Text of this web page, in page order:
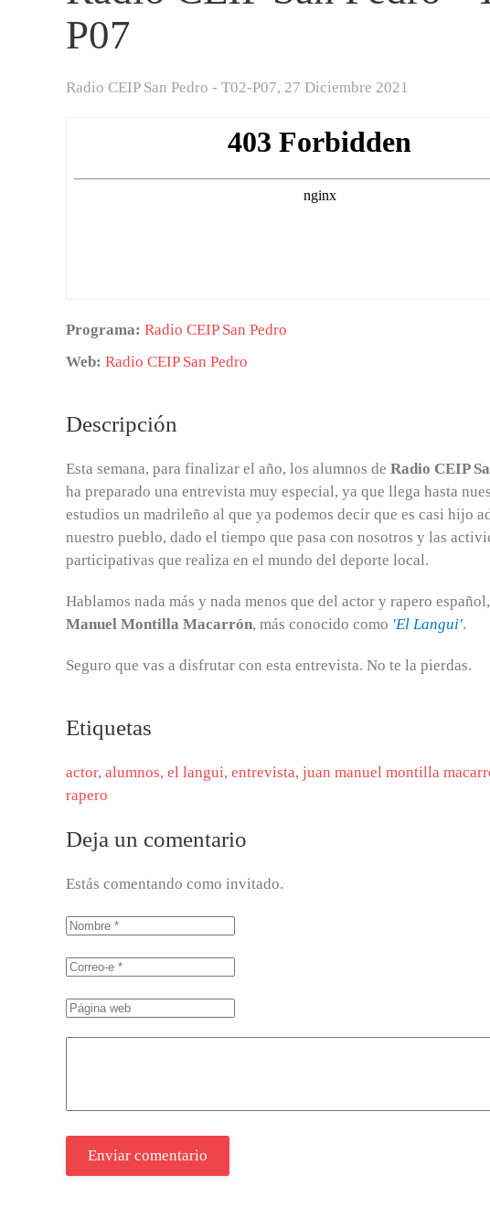
P07
Radio CEIP San Pedro - T02-P07, 27 Diciembre 2021
Programa: Radio CEIP San Pedro
Web: Radio CEIP San Pedro
Descripción
Esta semana, para finalizar el año, los alumnos de Radio CEIP
ha preparado una entrevista muy especial, ya que llega hasta
estudios un madrileño al que ya podemos decir que es casi hijo
nuestro pueblo, dado el tiempo que pasa con nosotros y las
participativas que realiza en el mundo del deporte local.
Hablamos nada más y nada menos que del actor y rapero español,
Manuel Montilla Macarrón, más conocido como 'El Langui'.
Seguro que vas a disfrutar con esta entrevista. No te la pierdas.
Etiquetas
actor, alumnos, el langui, entrevista, juan manuel montilla
rapero
Deja un comentario
Estás comentando como invitado.
Enviar comentario